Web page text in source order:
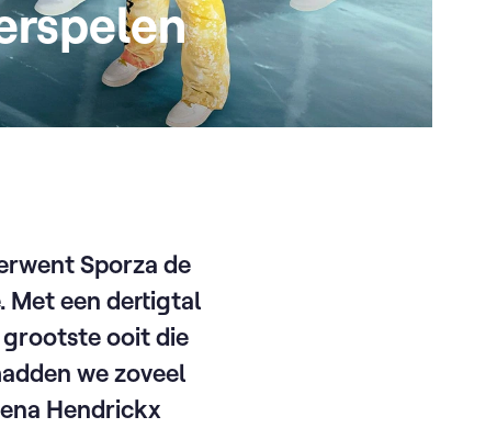
Sporza de
Met een dertigtal
grootste ooit die
we zoveel
Hendrickx